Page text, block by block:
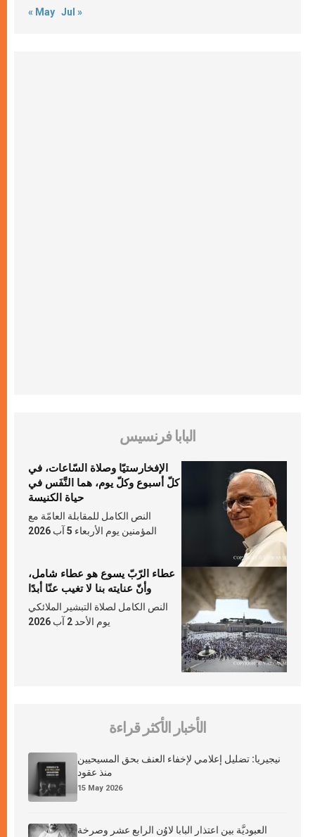
« May Jul »
البابا فرنسيس
الإفخارستيّا وصلاة السّاعات، في
كلّ أسبوع وكلّ يوم، هما النَّفَس في
حياة الكنيسة
النص الكامل للمقابلة العامّة مع
المؤمنين يوم الأربعاء 5 آب 2026
عطاء الرّبّ يسوع هو عطاء شامل،
وأنّ عنايته بنا لا تغيب عنّا أبدًا
النص الكامل لصلاة التبشير الملائكي
يوم الأحد 2 آب 2026
الأخبار الأكثر قراءة
نيجيريا: تضليل إعلامي لإخفاء العنف بحق المسيحيين
منذ عقود
15 May 2026
العبوديَّة بين اعتذار البابا لاوُن الرابع عشر وصرخة